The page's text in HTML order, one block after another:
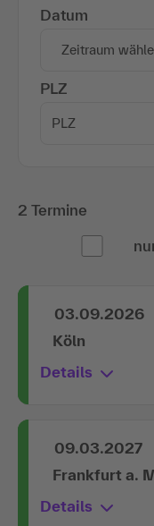
Datum
Zeitraum
PLZ
2 Termine
03.09.2026
Köln
Details
09.03.2027
Frankfurt a.
Details